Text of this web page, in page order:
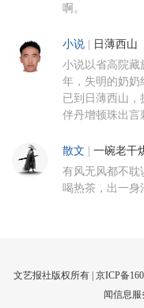
啊。
小说 | 日薄西山
小说以省高院藏
年，失明的奶奶
已到日薄西山
伴丹增顿珠出言
散文 | 一碗老干
有风无风都不耽
喝热茶，出一身
文艺报社版权所有 | 京ICP备
闻信息服